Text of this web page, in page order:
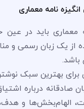
نامه معماری
معماری باید در عین
از یک زبان رسمی
باشد.
برای بهترین سبک
صادقانه درباره
الهام‌بخش‌ها و